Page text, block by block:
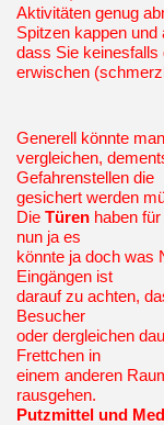
Aktivitäten genug
Spitzen kappen und
dass Sie keinesfalls
erwischen
Generell könnte
vergleichen,
Gefahrenstellen die
gesichert werden
Die Türen haben
nun ja es
könnte ja doch was
Eingängen ist
darauf zu achten,
Besucher
oder dergleichen
Frettchen in
einem anderen
rausgehen.
Putzmittel und